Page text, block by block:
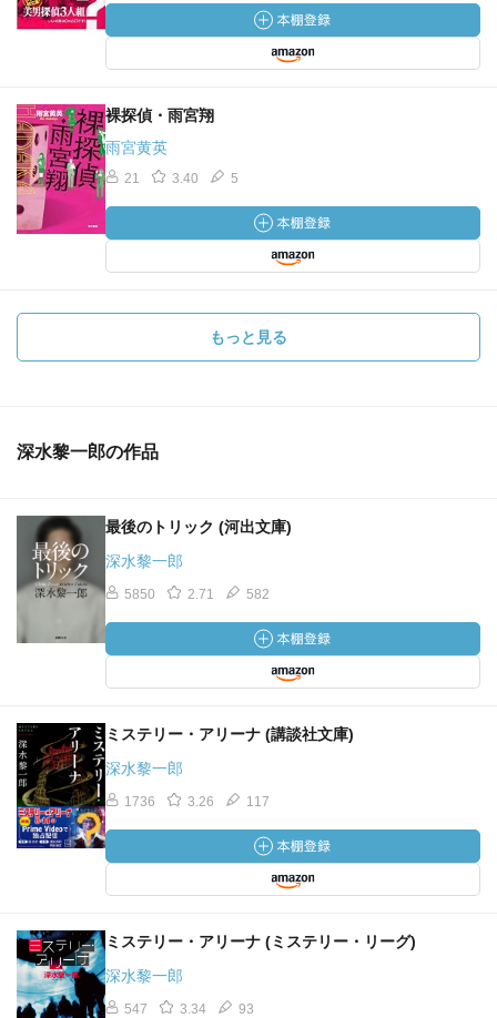
裸探偵・雨宮翔
雨宮黄英
21 3.40 5
もっと見る
深水黎一郎の作品
最後のトリック (河出文庫)
深水黎一郎
5850 2.71 582
ミステリー・アリーナ (講談社文庫)
深水黎一郎
1736 3.26 117
ミステリー・アリーナ (ミステリー・リーグ)
深水黎一郎
547 3.34 93